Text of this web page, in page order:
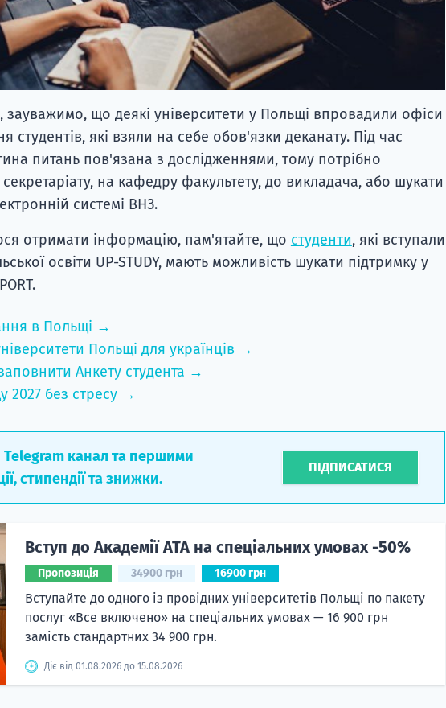
зауважимо, що деякі університети у Польщі впровадили офіси
студентів, які взяли на себе обов'язки деканату. Під час
питань пов'язана з дослідженнями, тому потрібно
на кафедру факультету, до викладача, або шукати
системі ВНЗ.
отримати інформацію, пам'ятайте, що студенти, які вступали
освіти UP-STUDY, мають можливість шукати підтримку у
в Польщі →
Польщі для українців →
Анкету студента →
2027 без стресу →
Telegram канал та першими
стипендії та знижки.
ПІДПИСАТИСЯ
Вступ до Академії ATA на спеціальних умовах -50%
Пропозиція 34900 грн 16900 грн
Вступайте до одного із провідних університетів Польщі по пакету
послуг «Все включено» на спеціальних умовах — 16 900 грн
замість стандартних 34 900 грн.
Діє від 01.08.2026 до 15.08.2026